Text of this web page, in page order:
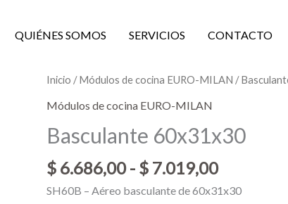
QUIÉNES SOMOS SERVICIOS CONTACTO
Inicio /Módulos de cocina EURO-MILAN /
Módulos de cocina EURO-MILAN
Basculante 60x31x30
$ 6.686,00 - $ 7.019,00
Rango
desde
hasta
$ 7.019,00
SH60B – Aéreo basculante de 60x31x30
Basculante